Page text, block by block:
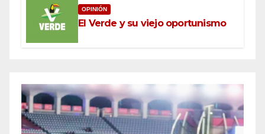
OPINIÓN
El Verde y su viejo oportunismo